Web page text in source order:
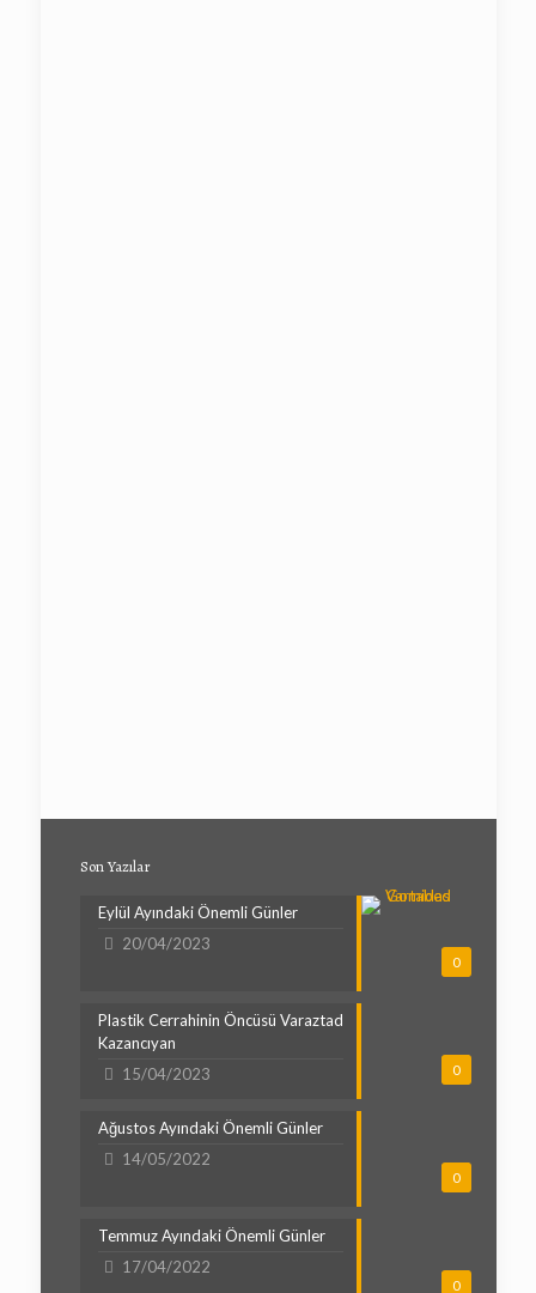
Son Yazılar
0
Eylül Ayındaki Önemli Günler
20/04/2023
0
Plastik Cerrahinin Öncüsü Varaztad
Kazancıyan
15/04/2023
0
Ağustos Ayındaki Önemli Günler
14/05/2022
0
Temmuz Ayındaki Önemli Günler
17/04/2022